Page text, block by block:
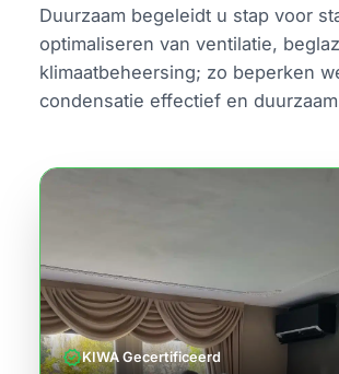
Duurzaam begeleidt u stap voor
optimaliseren van ventilatie,
klimaatbeheersing; zo beperken
condensatie effectief en
verifiedKIWA Gecertificeerd